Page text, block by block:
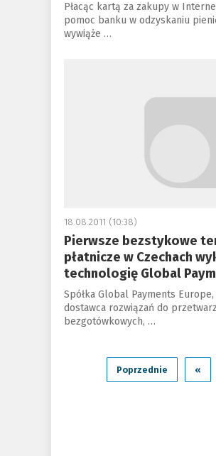
Płacąc kartą za zakupy w
pomoc banku w odzyskaniu
wywiąże …
18.08.2011 (10:38)
Pierwsze bezstykowe
płatnicze w Czechach
technologię Global
Spółka Global Payments
dostawca rozwiązań do
bezgotówkowych, …
Poprzednie «